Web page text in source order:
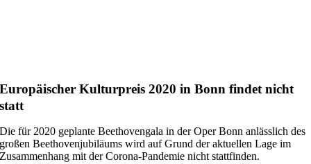
Europäischer Kulturpreis 2020 in Bonn findet nicht
statt
Die für 2020 geplante Beethovengala in der Oper Bonn anlässlich des
großen Beethovenjubiläums wird auf Grund der aktuellen Lage im
Zusammenhang mit der Corona-Pandemie nicht stattfinden.